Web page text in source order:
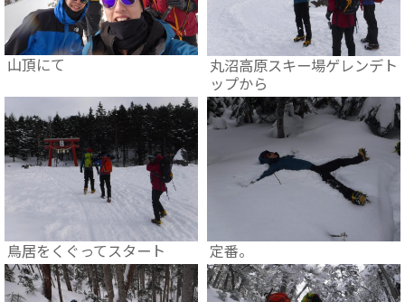
山頂にて
丸沼高原スキー場ゲレンデト
ップから
鳥居をくぐってスタート 定番。